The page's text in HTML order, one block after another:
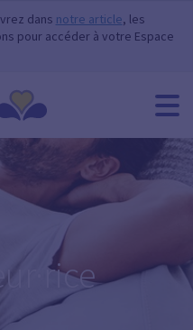
dans notre article, les
pour accéder à votre Espace